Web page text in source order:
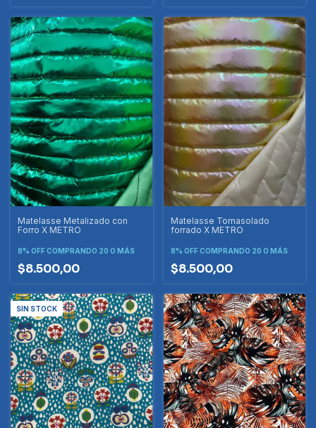
Matelasse Metalizado con
Forro X METRO
8% OFFCOMPRANDO 20 O MÁS
$8.500,00
Matelasse Tornasolado
forrado X METRO
8% OFF COMPRANDO 20 O MÁS
$8.500,00
SIN STOCK